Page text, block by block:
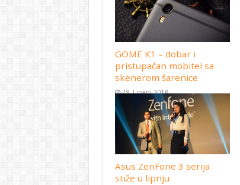
GOME K1 – dobar i
pristupačan mobitel sa
skenerom šarenice
29. Lipanj 2018
Asus ZenFone 3 serija
stiže u lipnju